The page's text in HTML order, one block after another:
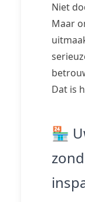
Niet
Maar
Dat is
🏪